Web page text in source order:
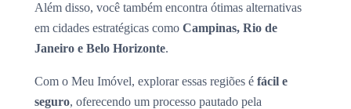
Além disso, você também encontra ótimas alternativas
em cidades estratégicas como Campinas, Rio de
Janeiro e Belo Horizonte.
Com o Meu Imóvel, explorar essas regiões é fácil e
seguro, oferecendo um processo pautado pela